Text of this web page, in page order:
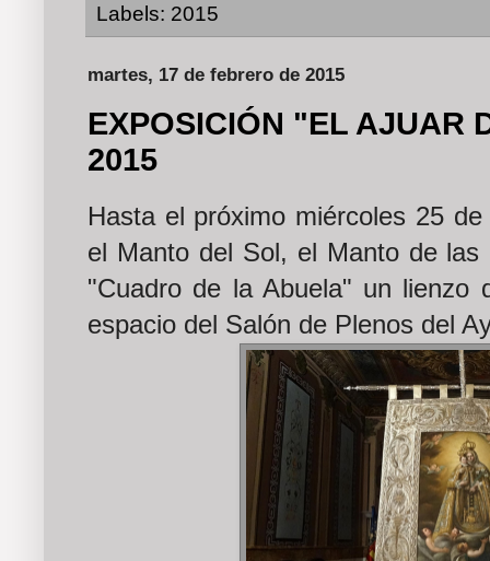
Labels: 2015
martes, 17 de febrero de 2015
EXPOSICIÓN "EL AJUAR
2015
Hasta el próximo miércoles 25
el Manto del Sol, el Manto de
"Cuadro de la Abuela" un lienzo
espacio del Salón de Plenos del